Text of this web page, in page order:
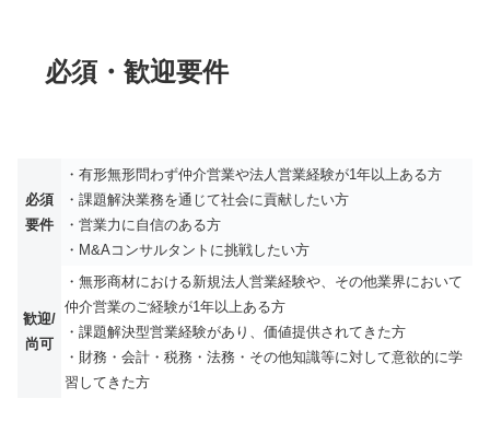
必須・歓迎要件
必須
要件
・有形無形問わず仲介営業や法人営業経験が1年以上ある方
・課題解決業務を通じて社会に貢献したい方
・営業力に自信のある方
・M&Aコンサルタントに挑戦したい方
歓迎/
尚可
・無形商材における新規法人営業経験や、その他業界において
仲介営業のご経験が1年以上ある方
・課題解決型営業経験があり、価値提供されてきた方
・財務・会計・税務・法務・その他知識等に対して意欲的に学
習してきた方